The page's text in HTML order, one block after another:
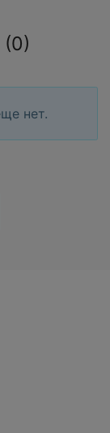
нет.